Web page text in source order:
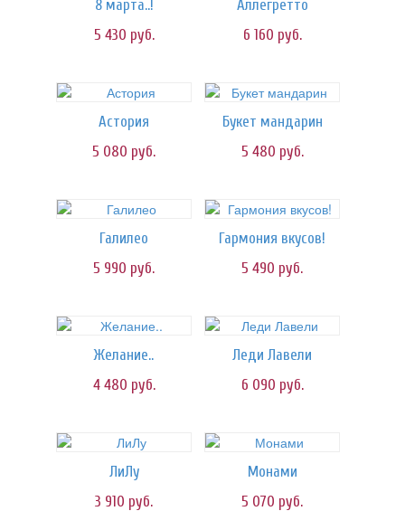
8 марта..!
5 430 руб.
Аллегретто
6 160 руб.
Астория
5 080 руб.
Букет мандарин
5 480 руб.
Галилео
5 990 руб.
Гармония вкусов!
5 490 руб.
Желание..
4 480 руб.
Леди Лавели
6 090 руб.
ЛиЛу
3 910 руб.
Монами
5 070 руб.